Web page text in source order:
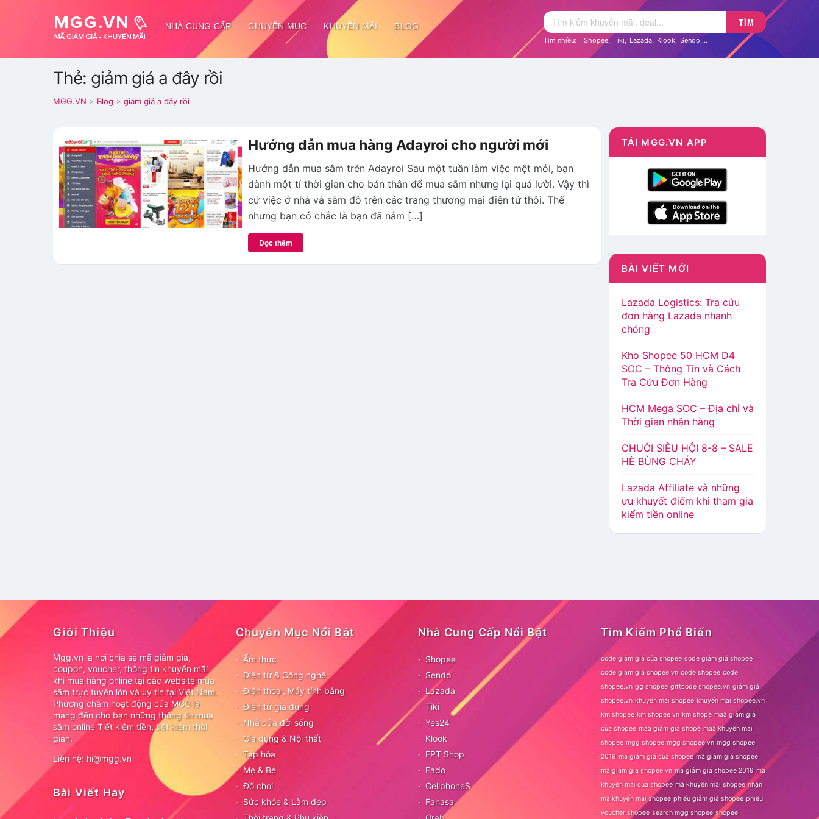
NHÀ CUNG CẤP CHUYÊN MỤC KHUYẾN MÃI BLOG TÌM
Tìm nhiều: Shopee, Tiki, Lazada, Klook, Sendo,...
Thẻ: giảm giá a đây rồi
MGG.VN > Blog > giảm giá a đây rồi
Hướng dẫn mua hàng Adayroi cho người mới
Hướng dẫn mua sắm trên Adayroi Sau một tuần làm việc mệt mỏi, bạn
dành một tí thời gian cho bản thân để mua sắm nhưng lại quá lười. Vậy thì
cứ việc ở nhà và sắm đồ trên các trang thương mại điện tử thôi. Thế
nhưng bạn có chắc là bạn đã nắm […]
Đọc thêm
TẢI MGG.VN APP
BÀI VIẾT MỚI
Lazada Logistics: Tra cứu
đơn hàng Lazada nhanh
chóng
Kho Shopee 50 HCM D4
SOC – Thông Tin và Cách
Tra Cứu Đơn Hàng
HCM Mega SOC – Địa chỉ và
Thời gian nhận hàng
CHUỖI SIÊU HỘI 8-8 – SALE
HÈ BÙNG CHÁY
Lazada Affiliate và những
ưu khuyết điểm khi tham gia
kiếm tiền online
Giới Thiệu
Mgg.vn là nơi chia sẻ mã giảm giá,
coupon, voucher, thông tin khuyến mãi
khi mua hàng online tại các website mua
sắm trực tuyến lớn và uy tín tại Việt Nam.
Phương châm hoạt động của MGG là
mang đến cho bạn những thông tin mua
sắm online Tiết kiệm tiền, tiết kiệm thời
gian.
Liên hệ: hi@mgg.vn
Bài Viết Hay
Chuyên Mục Nổi Bật
Ẩm thực
Điện tử & Công nghệ
Điện thoại, Máy tính bảng
Điện tử gia dụng
Nhà cửa đời sống
Gia dụng & Nội thất
Tạp hóa
Mẹ & Bé
Đồ chơi
Sức khỏe & Làm đẹp
Nhà Cung Cấp Nổi Bật
Shopee
Sendo
Lazada
Tiki
Yes24
Klook
FPT Shop
Fado
CellphoneS
Fahasa
Tìm Kiếm Phổ Biến
code giảm giá của shopee code giảm giá shopee
code giảm giá shopee.vn code shopee code
shopee.vn gg shopee giftcode shopee.vn giảm giá
shopee.vn khuyến mãi shopee khuyến mãi shopee.vn
km shopee km shopee vn km shopê maã giảm giá
của shopee maã giảm giá shopê maã khuyến mãi
shopee mgg shopee mgg shopee.vn mgg shopee
2019 mã giảm giá của shopee mã giảm giá shopee
mã giảm giá shopee.vn mã giảm giá shopee 2019 mã
khuyến mãi của shopee mã khuyến mãi shopee nhận
mã khuyến mãi shopee phiếu giảm giá shopee phiếu
voucher shopee search mgg shopee shopee